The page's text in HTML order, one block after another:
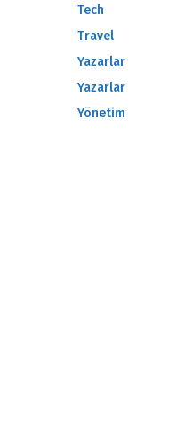
Tech
Travel
Yazarlar
Yazarlar
Yönetim